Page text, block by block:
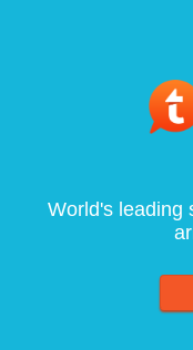
World's leading